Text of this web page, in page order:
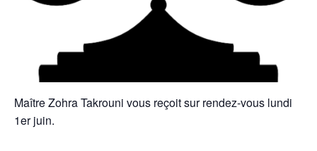
Maître Zohra Takrouni vous reçoit sur rendez-vous lundi
1er juin.